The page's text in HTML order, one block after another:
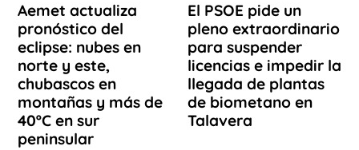
Aemet actualiza
pronóstico del
eclipse: nubes en
norte y este,
chubascos en
montañas y más de
40ºC en sur
peninsular
El PSOE pide un
pleno extraordinario
para suspender
licencias e impedir la
llegada de plantas
de biometano en
Talavera